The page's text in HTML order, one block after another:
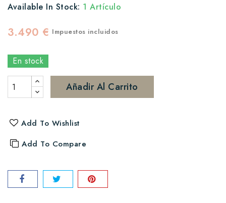
Available In Stock: 1 Artículo
3.490 € Impuestos incluidos
En stock
Añadir Al Carrito
Add To Wishlist
Add To Compare